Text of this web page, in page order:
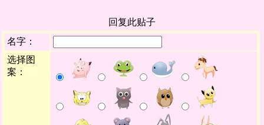
回复此贴子
名字：
选择图
案：